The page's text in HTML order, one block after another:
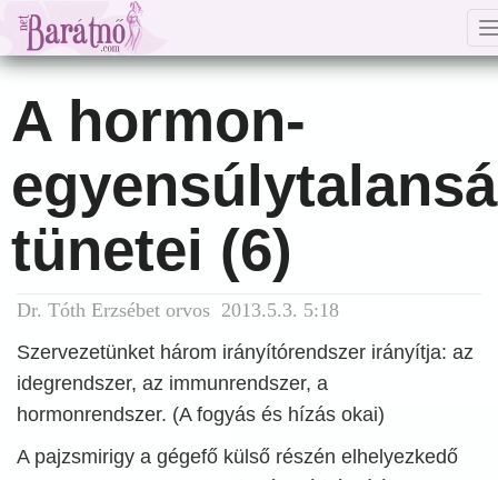
A hormon-
tünetei (6)
Dr. Tóth Erzsébet orvos 2013.5.3. 5:18
Szervezetünket három irányítórendszer irányítja: az
idegrendszer, az immunrendszer, a
hormonrendszer. (A fogyás és hízás okai)
A pajzsmirigy a gégefő külső részén elhelyezkedő